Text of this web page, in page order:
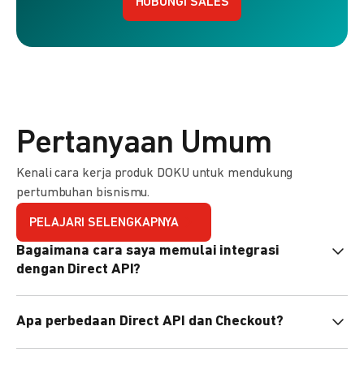
HUBUNGI SALES
Pertanyaan Umum
Kenali cara kerja produk DOKU untuk mendukung
pertumbuhan bisnismu.
PELAJARI SELENGKAPNYA
Bagaimana cara saya memulai integrasi
dengan Direct API?
pemrograman untuk membantu integrasi Anda. Pelajari
Apa perbedaan Direct API dan Checkout?